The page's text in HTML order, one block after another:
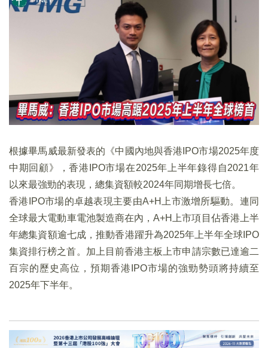
根據畢馬威最新發表的《中國內地與香港IPO市場2025年度
中期回顧》，香港IPO市場在2025年上半年錄得自2021年
以來最強勁的表現，總集資額較2024年同期增長七倍。
香港IPO市場的卓越表現主要由A+H上市激增所驅動。連同
全球最大電動車電池製造商在內，A+H上市項目佔香港上半
年總集資額逾七成，推動香港躍升為2025年上半年全球IPO
集資排行榜之首。加上目前香港主板上市申請宗數已達逾二
百宗的歷史高位，預期香港IPO市場的強勁勢頭將持續至
2025年下半年。